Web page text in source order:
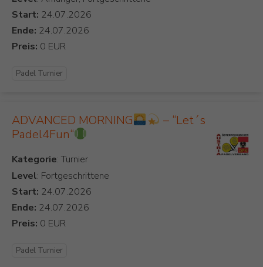
Start:
Ende:
Preis:
Padel Turnier
ADVANCED MORNING
– “Let´s
Padel4Fun“
Kategorie
Level: Fortgeschrittene
Start:
Ende:
Preis:
Padel Turnier